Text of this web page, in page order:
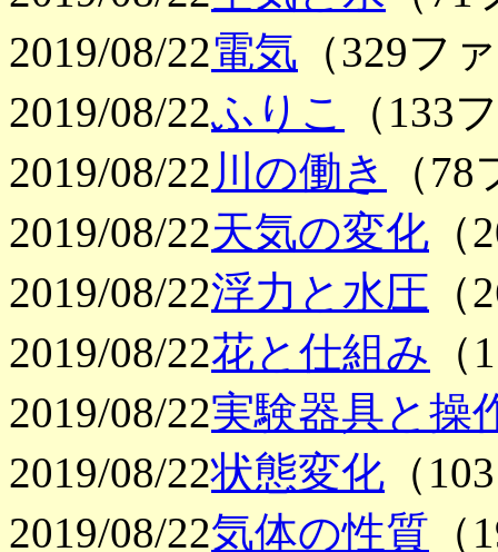
2019/08/22電気 （329フ
2019/08/22ふりこ
（133
2019/08/22 川の働き
（
2019/08/22天気の変化
2019/08/22浮力と水圧
2019/08/22花と仕組み
2019/08/22実験器具と操
2019/08/22状態変化 （
2019/08/22気体の性質